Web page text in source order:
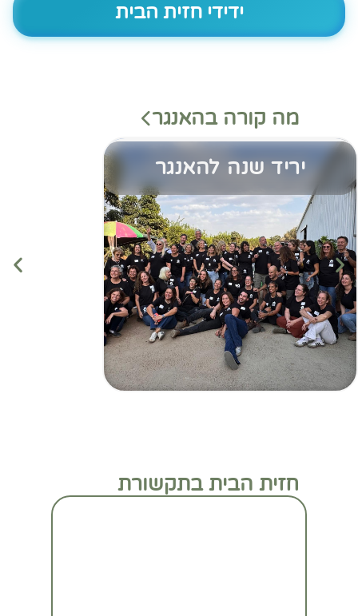
ידידי חזית הבית
מה קורה בהאנגר
יריד שנה להאנגר
חזית הבית בתקשורת
מעבר לכתבה המלאה
מעבר לכתבה המלאה